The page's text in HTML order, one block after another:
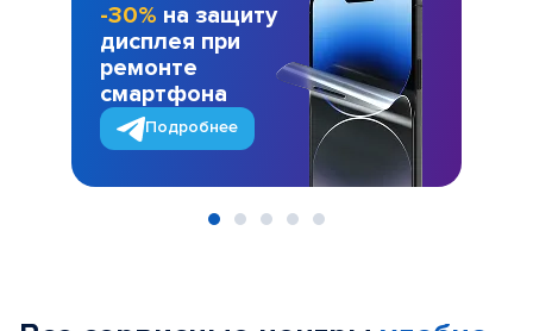
-30% на защиту
дисплея при
ремонте
смартфона
Подробнее